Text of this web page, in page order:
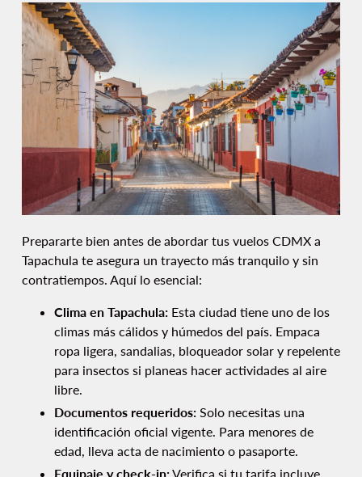
Prepararte bien antes de abordar tus vuelos CDMX a
Tapachula te asegura un trayecto más tranquilo y sin
contratiempos. Aquí lo esencial:
Clima en Tapachula: Esta ciudad tiene uno de los
climas más cálidos y húmedos del país. Empaca
ropa ligera, sandalias, bloqueador solar y repelente
para insectos si planeas hacer actividades al aire
libre.
Documentos requeridos: Solo necesitas una
identificación oficial vigente. Para menores de
edad, lleva acta de nacimiento o pasaporte.
Equipaje y check-in:Verifica si tu tarifa incluye